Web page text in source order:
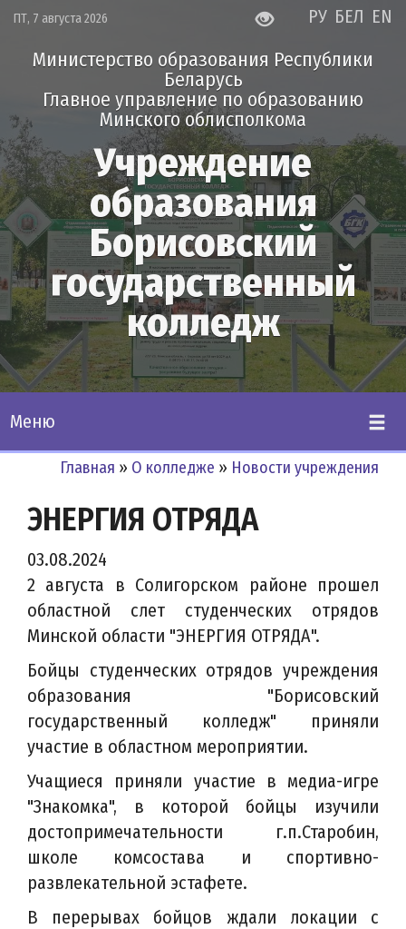
ПТ, 7 августа 2026 РУ БЕЛ EN
Министерство образования Республики
Беларусь
Главное управление по образованию
Минского облисполкома
Учреждение
образования
Борисовский
государственный
колледж
Меню
Главная » О колледже » Новости учреждения
ЭНЕРГИЯ ОТРЯДА
03.08.2024
2 августа в Солигорском районе прошел
областной слет студенческих отрядов
Минской области "ЭНЕРГИЯ ОТРЯДА".
Бойцы студенческих отрядов учреждения
образования "Борисовский
государственный колледж" приняли
участие в областном мероприятии.
Учащиеся приняли участие в медиа-игре
"Знакомка", в которой бойцы изучили
достопримечательности г.п.Старобин,
школе комсостава и спортивно-
развлекательной эстафете.
В перерывах бойцов ждали локации с